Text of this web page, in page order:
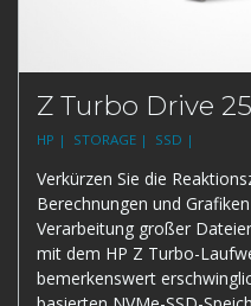
Z Turbo Drive
HP | STORAGE | SSD |
Verkürzen Sie die
Berechnungen und
Verarbeitung großer
mit dem HP Z Turbo-
bemerkenswert